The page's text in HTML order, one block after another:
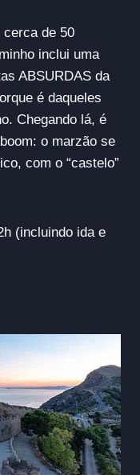
cerca de 50
inclui uma
ABSURDAS da
é daqueles
Chegando lá, é
o marzão se
com o “castelo”
(incluindo ida e